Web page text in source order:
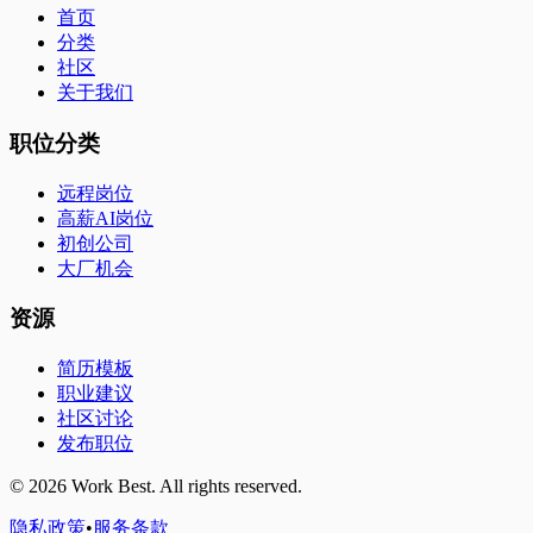
首页
分类
社区
关于我们
职位分类
远程岗位
高薪AI岗位
初创公司
大厂机会
资源
简历模板
职业建议
社区讨论
发布职位
© 2026 Work Best. All rights reserved.
隐私政策•服务条款